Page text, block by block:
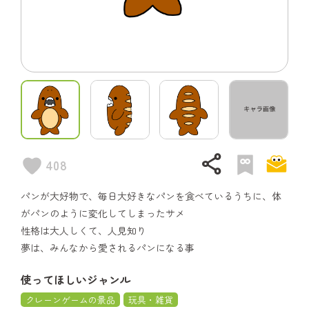
408 share
パンが大好物で、毎日大好きなパンを食べているうちに、体
がパンのように変化してしまったサメ
性格は大人しくて、人見知り
夢は、みんなから愛されるパンになる事
使ってほしいジャンル
クレーンゲームの景品 玩具・雑貨